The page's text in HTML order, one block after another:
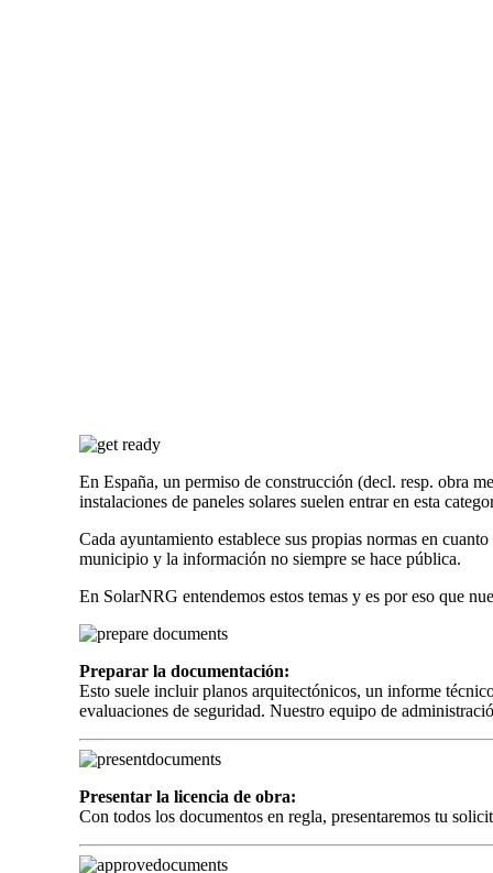
En España, un permiso de construcción (decl. resp. obra
instalaciones de paneles solares suelen entrar en esta
Cada ayuntamiento establece sus propias normas en
municipio y la información no siempre se hace pública.
En SolarNRG entendemos estos temas y es por eso que
Preparar la documentación:
Esto suele incluir planos arquitectónicos, un informe
evaluaciones de seguridad. Nuestro equipo de
Presentar la licencia de obra:
Con todos los documentos en regla, presentaremos tu